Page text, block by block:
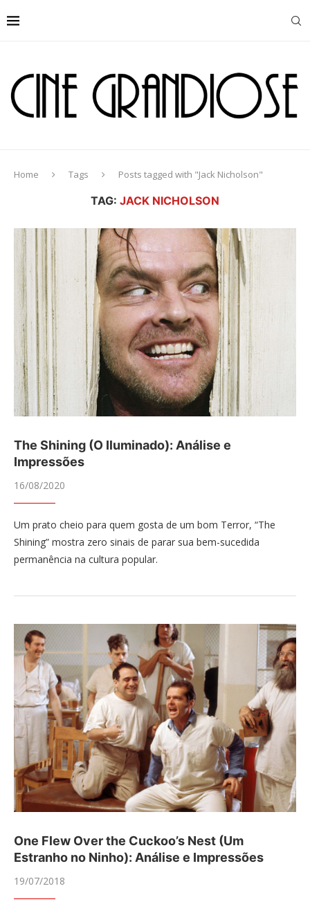
Home Tags Posts tagged with "Jack Nicholson"
TAG: JACK NICHOLSON
The Shining (O Iluminado): Análise e
Impressões
16/08/2020
Um prato cheio para quem gosta de um bom Terror, “The
Shining” mostra zero sinais de parar sua bem-sucedida
permanência na cultura popular.
One Flew Over the Cuckoo’s Nest (Um
Estranho no Ninho): Análise e Impressões
19/07/2018